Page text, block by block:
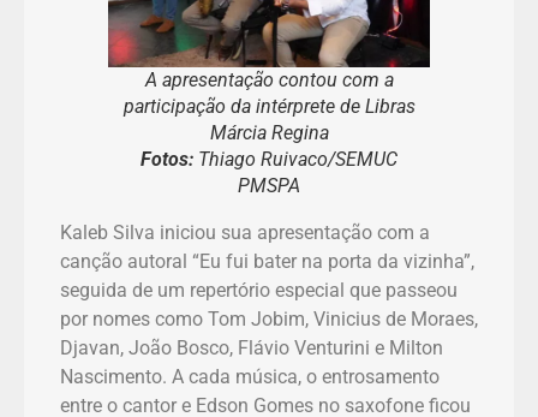
A apresentação contou com a
participação da intérprete de Libras
Márcia Regina
Fotos: Thiago Ruivaco/SEMUC
PMSPA
Kaleb Silva iniciou sua apresentação com a
canção autoral “Eu fui bater na porta da vizinha”,
seguida de um repertório especial que passeou
por nomes como Tom Jobim, Vinicius de Moraes,
Djavan, João Bosco, Flávio Venturini e Milton
Nascimento. A cada música, o entrosamento
entre o cantor e Edson Gomes no saxofone ficou